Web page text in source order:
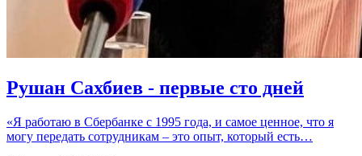
Рушан Сахбиев - первые сто дней
«Я работаю в Сбербанке с 1995 года, и самое ценное, что я
могу передать сотрудникам – это опыт, который есть…